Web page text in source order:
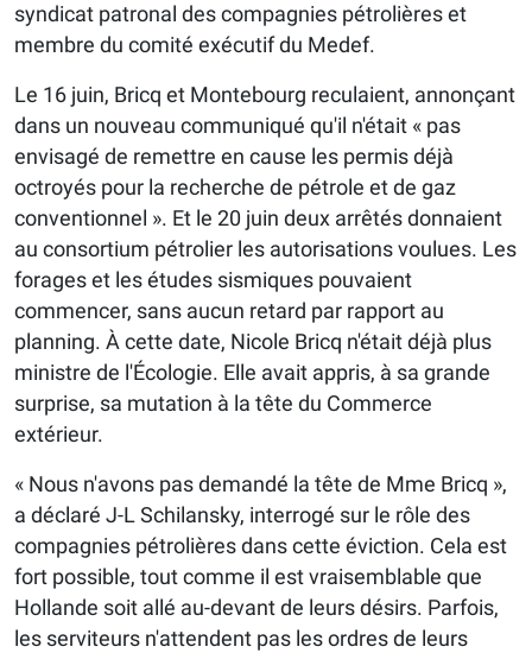
syndicat patronal des compagnies pétrolières et
membre du comité exécutif du Medef.
Le 16 juin, Bricq et Montebourg reculaient, annonçant
dans un nouveau communiqué qu'il n'était « pas
envisagé de remettre en cause les permis déjà
octroyés pour la recherche de pétrole et de gaz
conventionnel ». Et le 20 juin deux arrêtés donnaient
au consortium pétrolier les autorisations voulues. Les
forages et les études sismiques pouvaient
commencer, sans aucun retard par rapport au
planning. À cette date, Nicole Bricq n'était déjà plus
ministre de l'Écologie. Elle avait appris, à sa grande
surprise, sa mutation à la tête du Commerce
extérieur.
« Nous n'avons pas demandé la tête de Mme Bricq »,
a déclaré J-L Schilansky, interrogé sur le rôle des
compagnies pétrolières dans cette éviction. Cela est
fort possible, tout comme il est vraisemblable que
Hollande soit allé au-devant de leurs désirs. Parfois,
les serviteurs n'attendent pas les ordres de leurs